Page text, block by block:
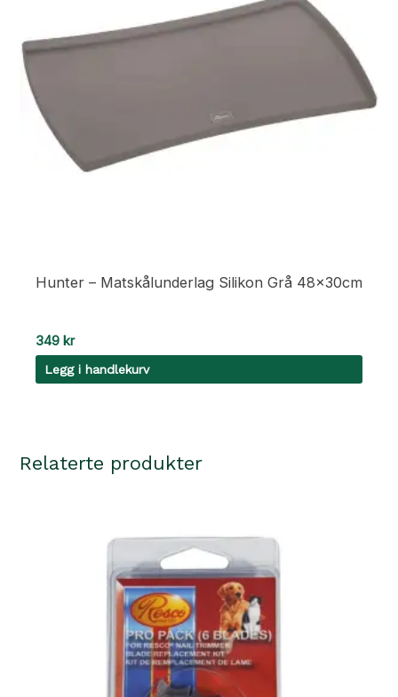
Hunter – Matskålunderlag Silikon Grå 48x30cm
349 kr
Legg i handlekurv
Relaterte produkter